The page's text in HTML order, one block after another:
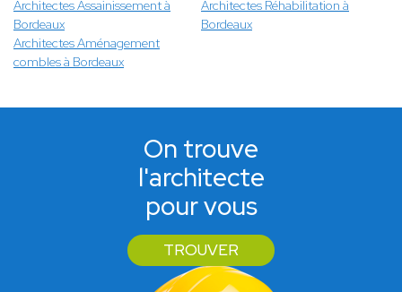
Architectes Assainissement à
Bordeaux
Architectes Réhabilitation à
Bordeaux
Architectes Aménagement
combles à Bordeaux
On trouve
l'architecte
pour vous
TROUVER